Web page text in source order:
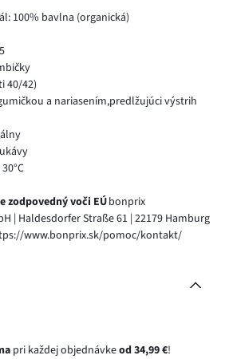
100% bavlna (organická)
40/42)
a nariasením,predlžujúci výstrih
zodpovedný voči EÚbonprix
| Haldesdorfer Straße 61 | 22179 Hamburg
www.bonprix.sk/pomoc/kontakt/
pri každej objednávkeod 34,99 €!